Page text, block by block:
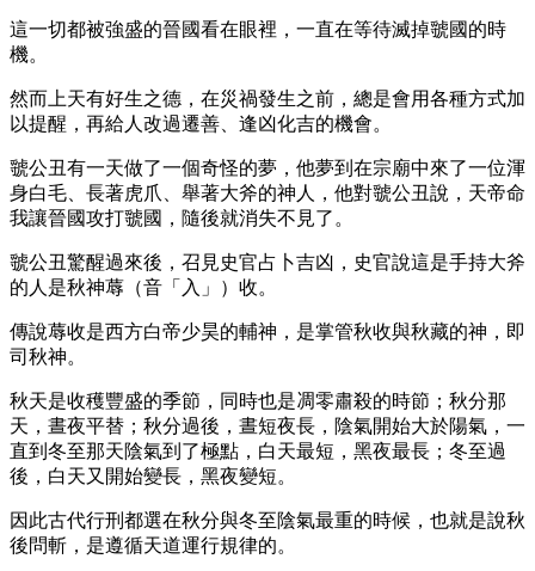
這一切都被強盛的晉國看在眼裡，一直在等待滅掉虢國的時
機。
然而上天有好生之德，在災禍發生之前，總是會用各種方式加
以提醒，再給人改過遷善、逢凶化吉的機會。
虢公丑有一天做了一個奇怪的夢，他夢到在宗廟中來了一位渾
身白毛、長著虎爪、舉著大斧的神人，他對虢公丑說，天帝命
我讓晉國攻打虢國，隨後就消失不見了。
虢公丑驚醒過來後，召見史官占卜吉凶，史官說這是手持大斧
的人是秋神蓐（音「入」）收。
傳說蓐收是西方白帝少昊的輔神，是掌管秋收與秋藏的神，即
司秋神。
秋天是收穫豐盛的季節，同時也是凋零肅殺的時節；秋分那
天，晝夜平替；秋分過後，晝短夜長，陰氣開始大於陽氣，一
直到冬至那天陰氣到了極點，白天最短，黑夜最長；冬至過
後，白天又開始變長，黑夜變短。
因此古代行刑都選在秋分與冬至陰氣最重的時候，也就是說秋
後問斬，是遵循天道運行規律的。